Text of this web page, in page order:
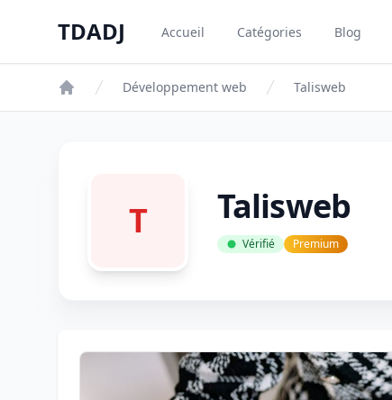
TDADJ
TDADJ Accueil Catégories Blog
Développement web Talisweb
T Talisweb
Vérifié Premium